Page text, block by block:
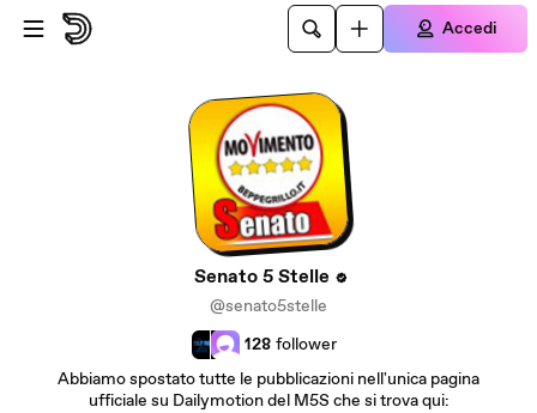
Passa al contenuto principale
Accedi
Senato 5 Stelle
@senato5stelle
128 follower
Abbiamo spostato tutte le pubblicazioni nell'unica pagina
ufficiale su Dailymotion del M5S che si trova qui: